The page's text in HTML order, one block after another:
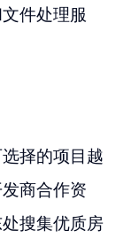
件处理服
择的项目越
商合作资
搜集优质房